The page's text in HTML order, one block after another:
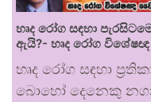
හෘද රෝග සඳහා
ඇයි?- හෘද රෝග විශේෂඥ
හෘද රෝග සඳහා
බොහෝ දෙනෙකු